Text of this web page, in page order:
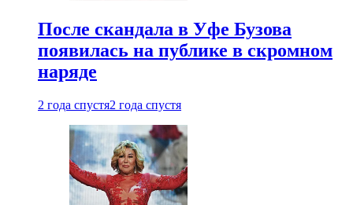
После скандала в Уфе Бузова
появилась на публике в скромном
наряде
2 года спустя2 года спустя